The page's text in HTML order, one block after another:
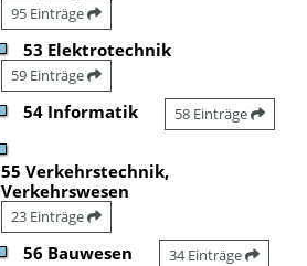
95 Einträge
53 Elektrotechnik
59 Einträge
54 Informatik 58 Einträge
55 Verkehrstechnik,
Verkehrswesen
23 Einträge
56 Bauwesen 34 Einträge